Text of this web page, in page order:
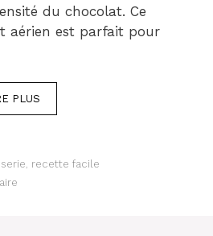
du chocolat. Ce
aérien est parfait pour
PLUS
, recette facile